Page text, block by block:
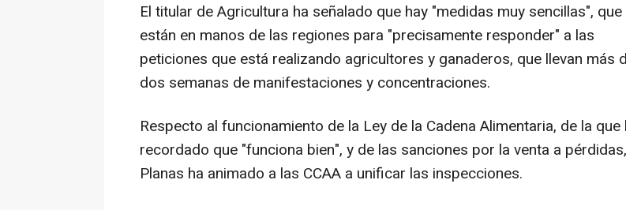
El titular de Agricultura ha señalado que hay "medidas muy sencillas", que
están en manos de las regiones para "precisamente responder" a las
peticiones que está realizando agricultores y ganaderos, que llevan más
dos semanas de manifestaciones y concentraciones.
Respecto al funcionamiento de la Ley de la Cadena Alimentaria, de la que
recordado que "funciona bien", y de las sanciones por la venta a pérdidas,
Planas ha animado a las CCAA a unificar las inspecciones.